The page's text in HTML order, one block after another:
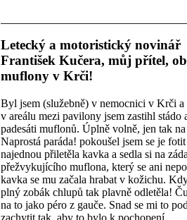
Letecký a motoristický novinář
František Kučera, můj přítel,
muflony v Krči!
Byl jsem (služebně) v nemocnici v Krči a
v areálu mezi pavilony jsem zastihl stádo
padesáti muflonů. Úplně volně, jen tak
Naprostá paráda! pokoušel jsem se je fotit
najednou přiletěla kavka a sedla si na
přežvykujícího muflona, který se ani
kavka se mu začala hrabat v kožichu.
plný zobák chlupů tak plavně odletěla!
na to jako péro z gauče. Snad se mi to
zachytit tak, aby to bylo k pochopení.